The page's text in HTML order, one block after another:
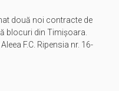
două noi contracte de
blocuri din Timișoara.
F.C. Ripensia nr. 16-